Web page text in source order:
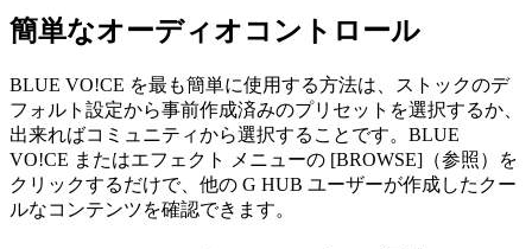
簡単なオーディオコントロール
BLUE VO!CE を最も簡単に使用する方法は、ストックのデ
フォルト設定から事前作成済みのプリセットを選択するか、
出来ればコミュニティから選択することです。BLUE
VO!CE またはエフェクト メニューの [BROWSE]（参照）を
クリックするだけで、他の G HUB ユーザーが作成したクー
ルなコンテンツを確認できます。